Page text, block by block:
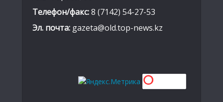
Телефон/факс:8 (7142) 54-27-53
Эл. почта: gazeta@old.top-news.kz